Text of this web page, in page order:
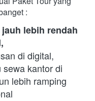
:
lebih rendah
di digital,
kantor di
lebih ramping